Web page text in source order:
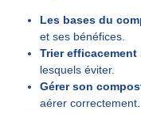
Les bases du
et ses bénéfices.
Trier efficacement
lesquels éviter.
Gérer son
aérer correctement.